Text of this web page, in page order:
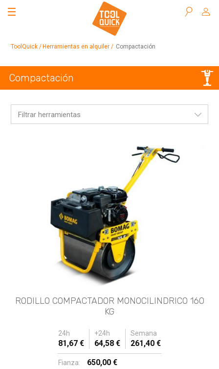
ToolQuick Herramientas en alquiler Compactación
Compactación
Filtrar herramientas
RODILLO COMPACTADOR MONOCILINDRICO 160
KG
24h +24h Semana
81,67 € 64,58 € 261,40 €
Fianza: 650,00 €